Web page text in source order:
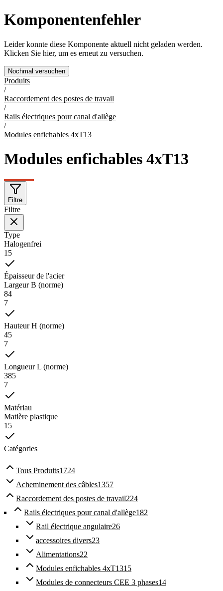
Komponentenfehler
Leider konnte diese Komponente aktuell nicht geladen werden.
Klicken Sie hier, um es erneut zu versuchen.
Nochmal versuchen
Produits
/
Raccordement des postes de travail
/
Rails électriques pour canal d'allège
/
Modules enfichables 4xT13
Modules enfichables 4xT13
Filtre
Filtre
Type
Halogenfrei
15
Épaisseur de l'acier
Largeur B (norme)
84
7
Hauteur H (norme)
45
7
Longueur L (norme)
385
7
Matériau
Matière plastique
15
Catégories
Tous Produits1724
Acheminement des câbles1357
Raccordement des postes de travail224
Rails électriques pour canal d'allège182
Rail électrique angulaire26
accessoires divers23
Alimentations22
Modules enfichables 4xT1315
Modules de connecteurs CEE 3 phases14